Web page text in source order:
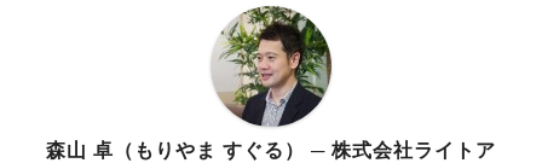
森山 卓（もりやま すぐる） ─ 株式会社ライトア